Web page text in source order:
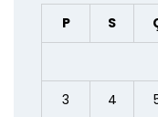
P S
3 4